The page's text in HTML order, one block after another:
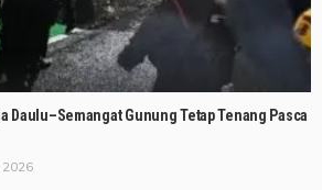
Daulu–Semangat Gunung Tetap Tenang Pasca